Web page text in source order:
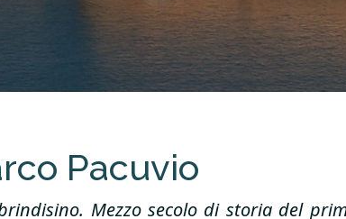
Pacuvio
Mezzo secolo di storia del